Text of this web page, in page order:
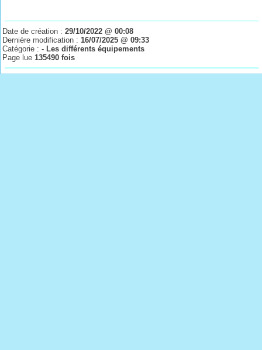
Date de création :29/10/2022 @ 00:08
Dernière modification :16/07/2025 @ 09:33
Catégorie :- Les différents équipements
Page lue135490 fois